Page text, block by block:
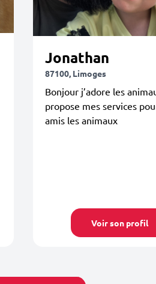
Jonathan
87100, Limoges
Bonjour j’adore les
propose mes services
amis les animaux
Voir son profil